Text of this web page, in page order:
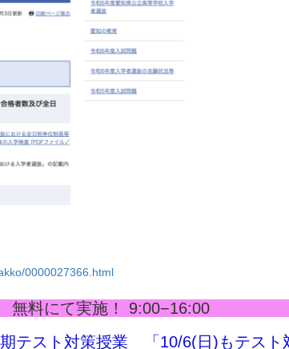
0000027366.html
料にて実施！ 9:00−16:00
テスト対策授業 「10/6(日)もテスト